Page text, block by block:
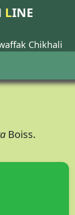
LINE
Chikhali
Boiss.